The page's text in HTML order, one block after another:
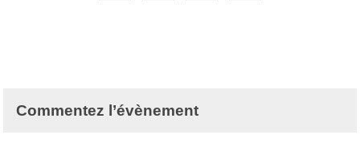
Commentez l’évènement